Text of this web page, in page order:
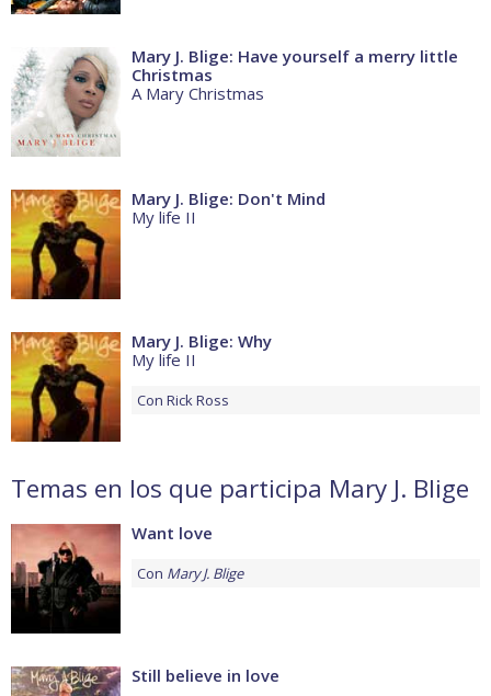
Mary J. Blige: Have yourself a merry little
Christmas
A Mary Christmas
Mary J. Blige: Don't Mind
My life II
Mary J. Blige: Why
My life II
Con Rick Ross
Temas en los que participa Mary J. Blige
Want love
Con Mary J. Blige
Still believe in love